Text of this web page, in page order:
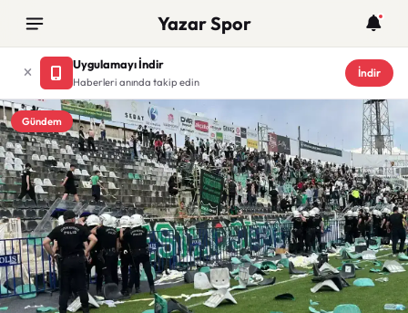
Yazar Spor
Uygulamayı İndir
Haberleri anında takip edin
İndir
Gündem